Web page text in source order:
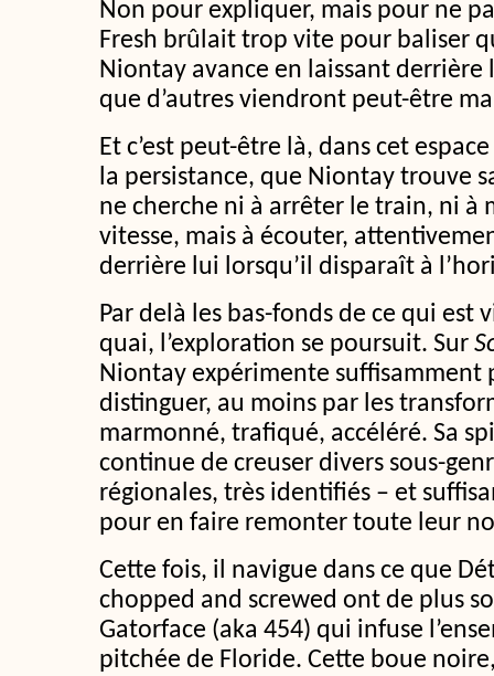
Non pour expliquer, mais pour ne
Fresh brûlait trop vite pour baliser
Niontay avance en laissant derrière
que d’autres viendront peut-être
Et c’est peut-être là, dans cet
la persistance, que Niontay trouve
ne cherche ni à arrêter le train, ni à
vitesse, mais à écouter,
derrière lui lorsqu’il disparaît à
Par delà les bas-fonds de ce qui est
quai, l’exploration se poursuit. Sur
Niontay expérimente suffisamment
distinguer, au moins par les
marmonné, trafiqué, accéléré. Sa
continue de creuser divers sous-
régionales, très identifiés – et
pour en faire remonter toute leur
Cette fois, il navigue dans ce que
chopped and screwed ont de plus
Gatorface (aka 454) qui infuse
pitchée de Floride. Cette boue